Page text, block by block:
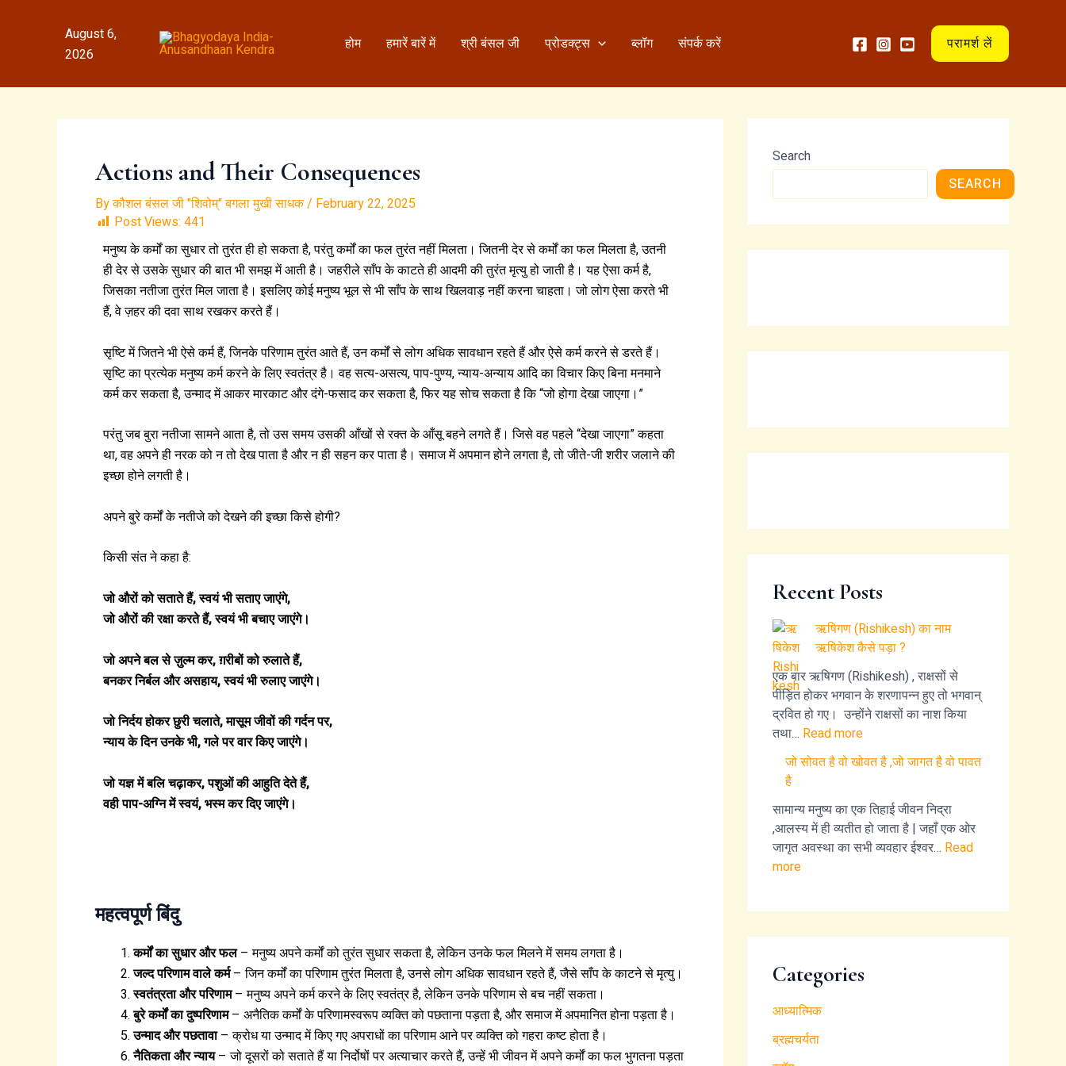
August 6,
2026
होम हमारें बारें में श्री बंसल जी प्रोडक्ट्स ब्लॉग संपर्क करें परामर्श लें
Actions and Their Consequences
Byकौशल बंसल जी "शिवोम्" बगला मुखी साधक/ February 22, 2025
Post Views: 441
मनुष्य के कर्मों का सुधार तो तुरंत ही हो सकता है, परंतु कर्मों का फल तुरंत नहीं मिलता। जितनी देर से कर्मों का फल मिलता है, उतनी
ही देर से उसके सुधार की बात भी समझ में आती है। जहरीले साँप के काटते ही आदमी की तुरंत मृत्यु हो जाती है। यह ऐसा कर्म है,
जिसका नतीजा तुरंत मिल जाता है। इसलिए कोई मनुष्य भूल से भी साँप के साथ खिलवाड़ नहीं करना चाहता। जो लोग ऐसा करते भी
हैं, वे ज़हर की दवा साथ रखकर करते हैं।
सृष्टि में जितने भी ऐसे कर्म हैं, जिनके परिणाम तुरंत आते हैं, उन कर्मों से लोग अधिक सावधान रहते हैं और ऐसे कर्म करने से डरते हैं।
सृष्टि का प्रत्येक मनुष्य कर्म करने के लिए स्वतंत्र है। वह सत्य-असत्य, पाप-पुण्य, न्याय-अन्याय आदि का विचार किए बिना मनमाने
कर्म कर सकता है, उन्माद में आकर मारकाट और दंगे-फसाद कर सकता है, फिर यह सोच सकता है कि “जो होगा देखा जाएगा।”
परंतु जब बुरा नतीजा सामने आता है, तो उस समय उसकी आँखों से रक्त के आँसू बहने लगते हैं। जिसे वह पहले “देखा जाएगा” कहता
था, वह अपने ही नरक को न तो देख पाता है और न ही सहन कर पाता है। समाज में अपमान होने लगता है, तो जीते-जी शरीर जलाने की
इच्छा होने लगती है।
अपने बुरे कर्मों के नतीजे को देखने की इच्छा किसे होगी?
किसी संत ने कहा है:
जो औरों को सताते हैं, स्वयं भी सताए जाएंगे,
जो औरों की रक्षा करते हैं, स्वयं भी बचाए जाएंगे।
जो अपने बल से ज़ुल्म कर, ग़रीबों को रुलाते हैं,
बनकर निर्बल और असहाय, स्वयं भी रुलाए जाएंगे।
जो निर्दय होकर छुरी चलाते, मासूम जीवों की गर्दन पर,
न्याय के दिन उनके भी, गले पर वार किए जाएंगे।
जो यज्ञ में बलि चढ़ाकर, पशुओं की आहुति देते हैं,
वही पाप-अग्नि में स्वयं, भस्म कर दिए जाएंगे।
महत्वपूर्ण बिंदु
कर्मों का सुधार और फल– मनुष्य अपने कर्मों को तुरंत सुधार सकता है, लेकिन उनके फल मिलने में समय लगता है।
जल्द परिणाम वाले कर्म– जिन कर्मों का परिणाम तुरंत मिलता है, उनसे लोग अधिक सावधान रहते हैं, जैसे साँप के काटने से मृत्यु।
स्वतंत्रता और परिणाम– मनुष्य अपने कर्म करने के लिए स्वतंत्र है, लेकिन उनके परिणाम से बच नहीं सकता।
बुरे कर्मों का दुष्परिणाम– अनैतिक कर्मों के परिणामस्वरूप व्यक्ति को पछताना पड़ता है, और समाज में अपमानित होना पड़ता है।
उन्माद और पछतावा– क्रोध या उन्माद में किए गए अपराधों का परिणाम आने पर व्यक्ति को गहरा कष्ट होता है।
नैतिकता और न्याय– जो दूसरों को सताते हैं या निर्दोषों पर अत्याचार करते हैं, उन्हें भी जीवन में अपने कर्मों का फल भुगतना पड़ता
Search
SEARCH
Recent Posts
ऋषिगण (Rishikesh) का नाम
ऋषिकेश कैसे पड़ा ?
एक बार ऋषिगण (Rishikesh) , राक्षसों से
पीड़ित होकर भगवान के शरणापन्न हुए तो भगवान्
द्रवित हो गए। उन्होंने राक्षसों का नाश किया
तथा… Read more
षि
ण
R
i
s
ना
म
श
जो सोवत है वो खोवत है ,जो जागत है वो पावत
है
सामान्य मनुष्य का एक तिहाई जीवन निद्रा
,आलस्य में ही व्यतीत हो जाता है | जहाँ एक ओर
जागृत अवस्था का सभी व्यवहार ईश्वर… Read
more
त
वो
व
है
जा
वो
पा
Categories
आध्यात्मिक
ब्रह्मचर्यता